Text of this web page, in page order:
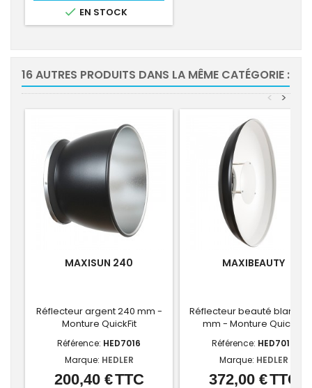
 EN STOCK
16 AUTRES PRODUITS DANS LA MÊME CATÉGORIE :
>
<
MAXISUN 240
Réflecteur argent 240 mm -
Monture QuickFit
Référence: HED7016
Marque: HEDLER
Prix
200,40 €TTC
MAXIBEAUTY
Réflecteur beauté blanc
mm - Monture QuickFit
Référence: HED7018
Marque: HEDLER
Prix
372,00 €TTC